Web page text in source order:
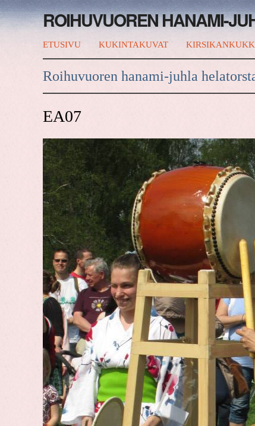
ROIHUVUOREN HANAMI-
ETUSIVU KUKINTAKUVAT
Roihuvuoren hanami-juhla
EA07